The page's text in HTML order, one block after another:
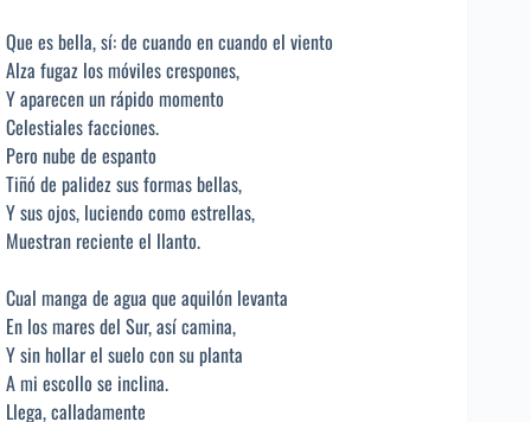
Que es bella, sí: de cuando en cuando el viento
Alza fugaz los móviles crespones,
Y aparecen un rápido momento
Celestiales facciones.
Pero nube de espanto
Tiñó de palidez sus formas bellas,
Y sus ojos, luciendo como estrellas,
Muestran reciente el llanto.
Cual manga de agua que aquilón levanta
En los mares del Sur, así camina,
Y sin hollar el suelo con su planta
A mi escollo se inclina.
Llega, calladamente